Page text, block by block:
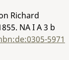
Richard
NA I A 3 b
5971